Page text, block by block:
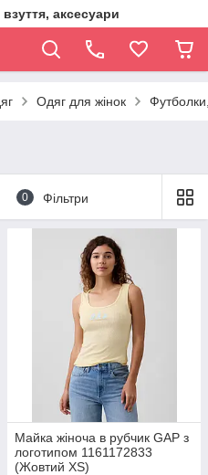
аксесуари
Одяг для жінок
0 Фільтри
Майка жіноча в рубчик GAP з
логотипом 1161172833
(Жовтий XS)